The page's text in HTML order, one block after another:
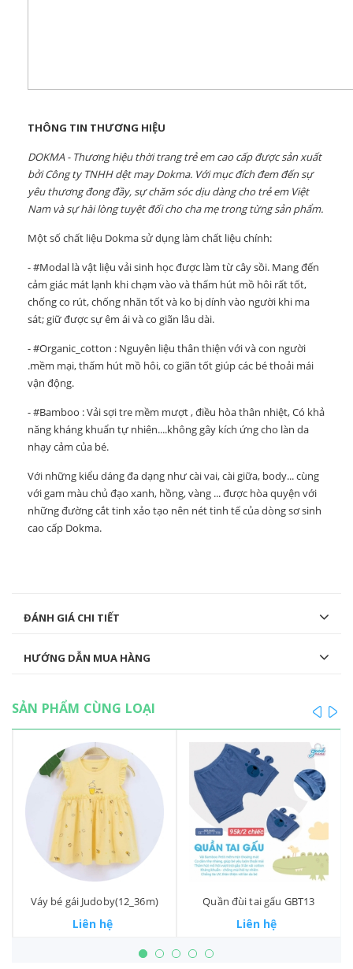
THÔNG TIN THƯƠNG HIỆU
DOKMA - Thương hiệu thời trang trẻ em cao cấp được sản xuất
bởi Công ty TNHH dệt may Dokma. Với mục đích đem đến sự
yêu thương đong đầy, sự chăm sóc dịu dàng cho trẻ em Việt
Nam và sự hài lòng tuyệt đối cho cha mẹ trong từng sản phẩm.
Một số chất liệu Dokma sử dụng làm chất liệu chính:
- #Modal là vật liệu vải sinh học được làm từ cây sồi. Mang đến
cảm giác mát lạnh khi chạm vào và thấm hút mồ hôi rất tốt,
chống co rút, chống nhăn tốt và ko bị dính vào người khi ma
sát; giữ được sự êm ái và co giãn lâu dài.
- #Organic_cotton : Nguyên liệu thân thiện với và con người
.mềm mại, thấm hút mồ hôi, co giãn tốt giúp các bé thoải mái
vận động.
- #Bamboo : Vải sợi tre mềm mượt , điều hòa thân nhiệt, Có khả
năng kháng khuẩn tự nhiên....không gây kích ứng cho làn da
nhạy cảm của bé.
Với những kiểu dáng đa dạng như cài vai, cài giữa, body... cùng
với gam màu chủ đạo xanh, hồng, vàng ... được hòa quyện với
những đường cắt tinh xảo tạo nên nét tinh tế của dòng sơ sinh
cao cấp Dokma.
ĐÁNH GIÁ CHI TIẾT
HƯỚNG DẪN MUA HÀNG
SẢN PHẨM CÙNG LOẠI
Váy bé gái Judoby(12_36m)
Liên hệ
Quần đùi tai gấu GBT13
Liên hệ
prev